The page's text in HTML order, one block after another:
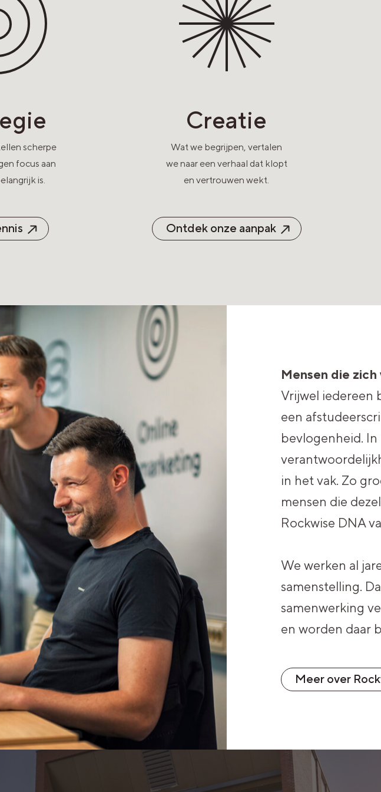
scherpe
focus aan
is.
Creatie
Wat we begrijpen, vertalen
we naar een verhaal dat klopt
en vertrouwen wekt.
Ontdek onze aanpak
in
door
Mensen die
Vrijwel iedereen
een
bevlogenheid. In
in het vak. Zo
mensen die
Rockwise DNA
We werken al
samenstelling.
samenwerking
en worden daar
Meer over